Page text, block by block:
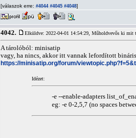
[válaszok erre: #4044 #4045 #4048]
4042. Elküldve: 2022-04-01 14:54:29, Műholdvevős ki mit
A tárolóból: minisatip
vagy, ha nincs, akkor itt vannak lefordított
https://minisatip.org/forum/
Idézet:
-e --enable-adapters
eg: -e 0-2,5,7 (no spaces